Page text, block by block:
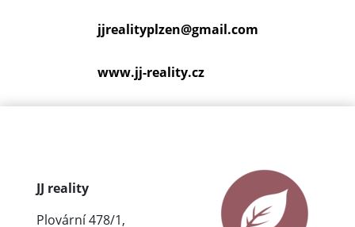
jjrealityplzen@gmail.com
www.jj-reality.cz
JJ reality
Plovární 478/1,